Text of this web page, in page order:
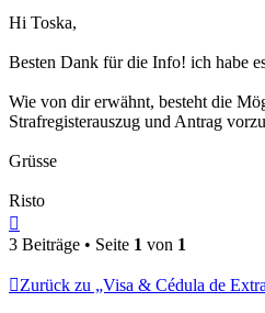
Hi Toska,
Besten Dank für die Info! ich habe
Wie von dir erwähnt, besteht die
Strafregisterauszug und Antrag
Grüsse
Risto
oben
3 Beiträge • Seite 1 von 1
Zurück zu „Visa & Cédula de